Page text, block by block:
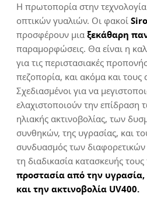
Δοκιμάστε τα προϊόντα μας άνετα
από την ημερομηνία παράδοσης και
διαδικασία επιστροφής.
Από τον λογαριασμό χρήστη σας,
να επιστρέψετε ένα προϊόν από
Εκδώστε την επιστροφή χρημάτων
αρχική μέθοδο πληρωμής
Ταξινόμηση Αναζήτηση:
Επαληθευμένος Πελάτης
Andrzej Wenski
Όλα εντάξει
Ήταν χρήσιμη αυτή η κριτική; Ναι
Επαληθευμένος Πελάτης
MIQUEL ANDREU
Η πρωτοπορία στην
οπτικών γυαλιών. Οι φακοί
προσφέρουν μιαξεκάθαρη
παραμορφώσεις. Θα είναι η
για τις περιστασιακές
πεζοπορία, και ακόμα και τους
Σχεδιασμένοι για να
ελαχιστοποιούν την επίδραση
ηλιακής ακτινοβολίας, των
συνθηκών, της υγρασίας, και
συνδυασμός των
τη διαδικασία κατασκευής
προστασία από την υγρασία,
και την ακτινοβολία UV400.